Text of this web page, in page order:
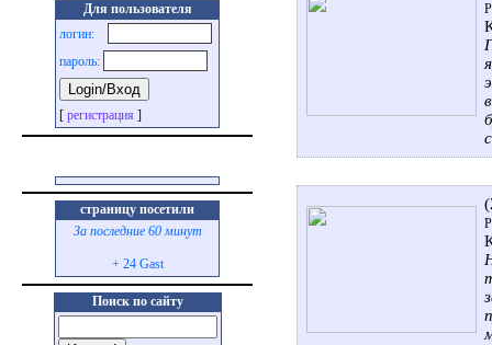
Для пользователя
логин:
пароль:
[ регистрация ]
страницу посетили
За последние 60 минут
+ 24 Gast
Поиск по сайту